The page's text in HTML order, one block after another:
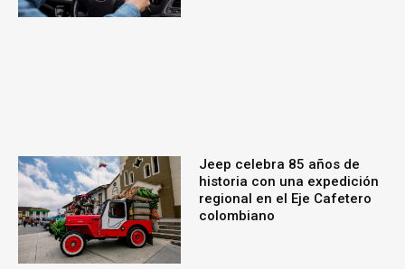
Jeep celebra 85 años de
historia con una expedición
regional en el Eje Cafetero
colombiano